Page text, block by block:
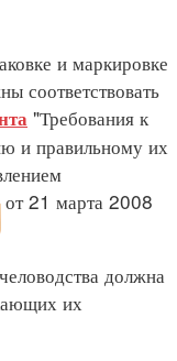
и маркировке
соответствовать
"Требования к
и правильному их
от 21 марта 2008
должна
их